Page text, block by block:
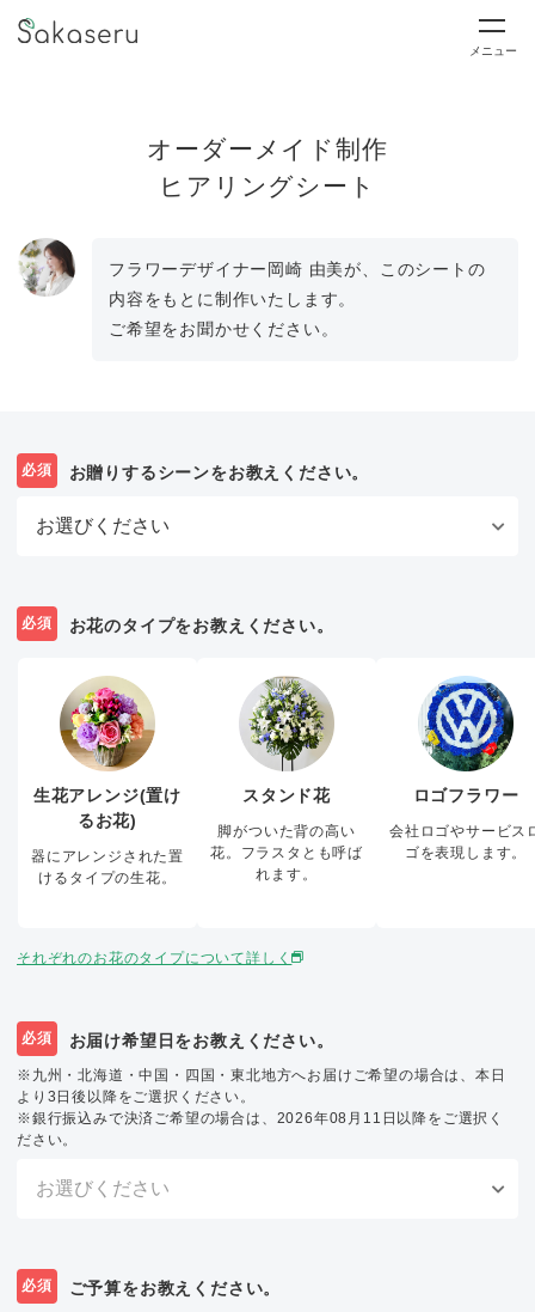
メニュー
オーダーメイド制作
ヒアリングシート
フラワーデザイナー岡崎 由美が、このシートの
内容をもとに制作いたします。
ご希望をお聞かせください。
必須 お贈りするシーンをお教えください。
必須 お花のタイプをお教えください。
生花アレンジ(置け
るお花)
器にアレンジされた置
けるタイプの生花。
スタンド花
脚がついた背の高い
花。フラスタとも呼ば
れます。
ロゴフラワー
会社ロゴやサービス
ゴを表現します。
それぞれのお花のタイプについて詳しく
必須 お届け希望日をお教えください。
※九州・北海道・中国・四国・東北地方へお届けご希望の場合は、本日
より3日後以降をご選択ください。
※銀行振込みで決済ご希望の場合は、2026年08月11日以降をご選択く
ださい。
必須 ご予算をお教えください。